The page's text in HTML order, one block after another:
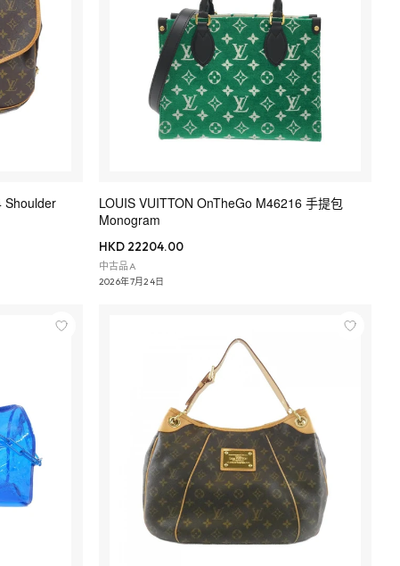
Shoulder
LOUIS VUITTON OnTheGo M46216 手提包
Monogram
HKD 22204.00
中古品A
2026年7月24日